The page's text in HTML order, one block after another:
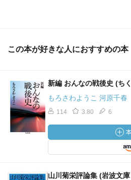
☆ ☆ ☆ ☆ ☆ ☆ ☆ ☆
いつでも現実を視る鋭い眼と、
遥かな未来を見透かす長い眼と
心の内側を凝視する、
かつて瞬きをしたことのない深い
この三つの眼をもって
生きたいと思いま
「人類にひとつ言葉を」平塚らい
この本が好きな人におすすめの本
新編 おんなの戦後史 (ち
もろさわようこ 河原千春
114 3.80 6
山川菊栄評論集 (岩波文